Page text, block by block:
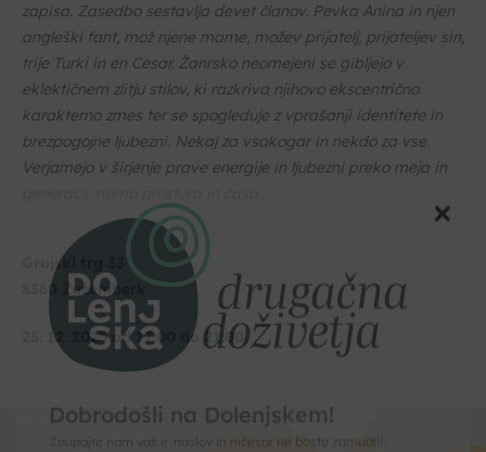
zapisa. Zasedbo sestavlja devet članov. Pevka Anina in njen
angleški fant, mož njene mame, možev prijatelj, prijateljev sin,
trije Turki in en Cesar. Žanrsko neomejeni se gibljejo v
eklektičnem zlitju stilov, ki razkriva njihovo ekscentrično
karakterno zmes ter se spogleduje z vprašanji identitete in
brezpogojne ljubezni. Nekaj za vsakogar in nekdo za vse.
Verjamejo v širjenje prave energije in ljubezni preko meja in
Grajski trg 33
8360 Žužemberk
25. 12. 2025 od 17:00 do 21:00